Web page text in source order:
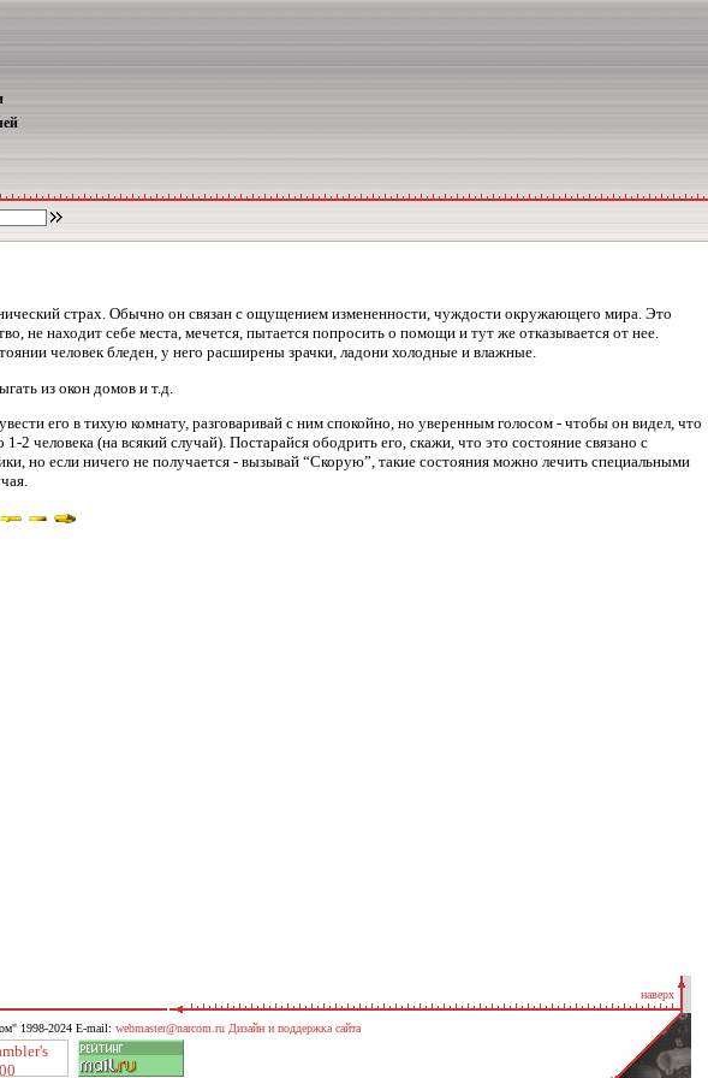
страх. Обычно он связан с ощущением измененности, чуждости окружающего мира. Это
не находит себе места, мечется, пытается попросить о помощи и тут же отказывается от нее.
человек бледен, у него расширены зрачки, ладони холодные и влажные.
из окон домов и т.д.
его в тихую комнату, разговаривай с ним спокойно, но уверенным голосом - чтобы он видел, что
человека (на всякий случай). Постарайся ободрить его, скажи, что это состояние связано с
но если ничего не получается - вызывай “Скорую”, такие состояния можно лечить специальными
наверх
1998-2024 E-mail: webmaster@narcom.ru Дизайн и поддержка сайта